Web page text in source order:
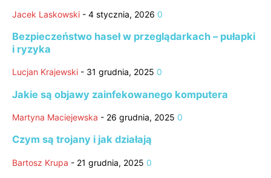
Jacek Laskowski - 4 stycznia, 2026 0
Bezpieczeństwo haseł w przeglądarkach – pułapki
i ryzyka
Lucjan Krajewski - 31 grudnia, 2025 0
Jakie są objawy zainfekowanego komputera
Martyna Maciejewska - 26 grudnia, 2025 0
Czym są trojany i jak działają
Bartosz Krupa - 21 grudnia, 2025 0